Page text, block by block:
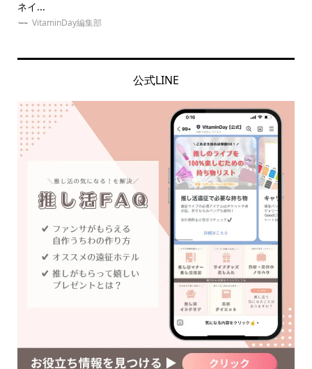
公式LINE